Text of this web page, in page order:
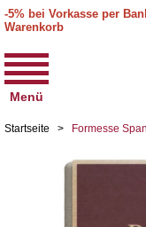
-5% bei Vorkasse per
Warenkorb
Menü
Startseite > Formesse